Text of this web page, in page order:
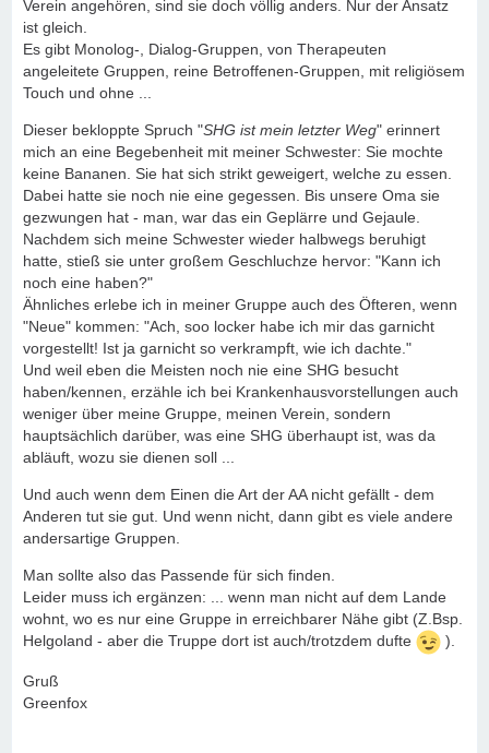
Verein angehören, sind sie doch völlig anders. Nur der Ansatz
ist gleich.
Es gibt Monolog-, Dialog-Gruppen, von Therapeuten
angeleitete Gruppen, reine Betroffenen-Gruppen, mit religiösem
Touch und ohne ...
Dieser bekloppte Spruch "SHG ist mein letzter Weg" erinnert
mich an eine Begebenheit mit meiner Schwester: Sie mochte
keine Bananen. Sie hat sich strikt geweigert, welche zu essen.
Dabei hatte sie noch nie eine gegessen. Bis unsere Oma sie
gezwungen hat - man, war das ein Geplärre und Gejaule.
Nachdem sich meine Schwester wieder halbwegs beruhigt
hatte, stieß sie unter großem Geschluchze hervor: "Kann ich
noch eine haben?"
Ähnliches erlebe ich in meiner Gruppe auch des Öfteren, wenn
"Neue" kommen: "Ach, soo locker habe ich mir das garnicht
vorgestellt! Ist ja garnicht so verkrampft, wie ich dachte."
Und weil eben die Meisten noch nie eine SHG besucht
haben/kennen, erzähle ich bei Krankenhausvorstellungen auch
weniger über meine Gruppe, meinen Verein, sondern
hauptsächlich darüber, was eine SHG überhaupt ist, was da
abläuft, wozu sie dienen soll ...
Und auch wenn dem Einen die Art der AA nicht gefällt - dem
Anderen tut sie gut. Und wenn nicht, dann gibt es viele andere
andersartige Gruppen.
Man sollte also das Passende für sich finden.
Leider muss ich ergänzen: ... wenn man nicht auf dem Lande
wohnt, wo es nur eine Gruppe in erreichbarer Nähe gibt (Z.Bsp.
Helgoland - aber die Truppe dort ist auch/trotzdem dufte
).
Gruß
Greenfox